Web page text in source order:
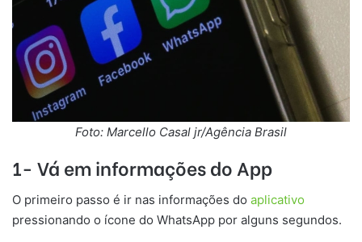
Foto: Marcello Casal jr/Agência Brasil
1- Vá em informações do App
O primeiro passo é ir nas informações do aplicativo
pressionando o ícone do WhatsApp por alguns segundos.